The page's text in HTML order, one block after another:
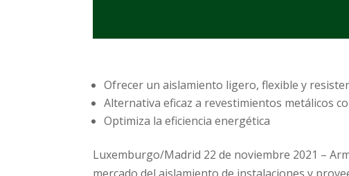
Ofrecer un aislamiento ligero, flexible y
Alternativa eficaz a revestimientos metálicos
Optimiza la eficiencia energética
Luxemburgo/Madrid 22 de noviembre 2021 –